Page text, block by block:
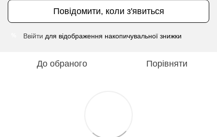
Повідомити, коли з'явиться
Ввійти для відображення накопичувальної знижки
До обраного Порівняти